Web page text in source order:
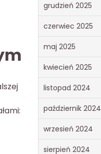
grudzień 2025
czerwiec 2025
maj 2025
kwiecień 2025
listopad 2024
październik 2024
wrzesień 2024
sierpień 2024